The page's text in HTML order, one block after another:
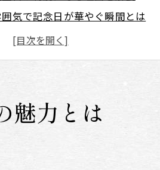
気で記念日が華やぐ瞬間とは
しい居酒屋のおもてなし体験
誕生日成功の鍵になる理由
いさんの日本料理体験レポート
らいさんで味わう日本料理の魅力
居酒屋ならではの絶妙な調和を体験
にぴったりな居酒屋の味わい深さ
魅力とは